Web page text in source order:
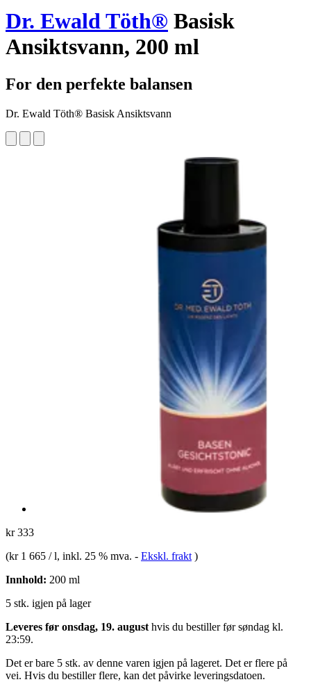
Dr. Ewald Töth® Basisk
Ansiktsvann, 200 ml
For den perfekte balansen
Dr. Ewald Töth® Basisk Ansiktsvann
kr 333
(kr 1 665 / l, inkl. 25 % mva. - Ekskl. frakt )
Innhold: 200 ml
5 stk. igjen på lager
Leveres før onsdag, 19. august hvis du bestiller førsøndag kl.
23:59.
Det er bare 5 stk. av denne varen igjen på lageret. Det er flere på
vei. Hvis du bestiller flere, kan det påvirke leveringsdatoen.